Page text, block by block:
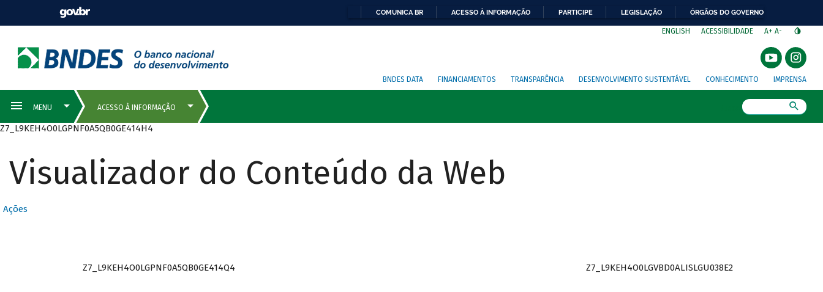
COMUNICA BR ACESSO À INFORMAÇÃO PARTICIPE LEGISLAÇÃO ÓRGÃOS DO GOVERNO
ENGLISH ACESSIBILIDADE A+ A-
BNDES DATA FINANCIAMENTOS TRANSPARÊNCIA DESENVOLVIMENTO SUSTENTÁVEL CONHECIMENTO IMPRENSA
Z7_L9KEH4O0LGPNF0A5QB0GE414H4
Visualizador do Conteúdo da Web
Ações
Z7_L9KEH4O0LGPNF0A5QB0GE414Q4 Z7_L9KEH4O0LGVBD0ALISLGU038E2